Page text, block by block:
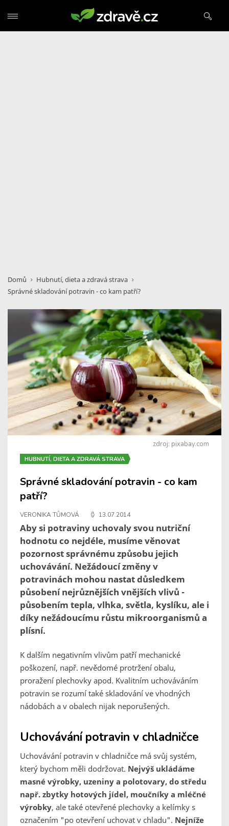
Domů
Hubnutí, dieta a zdravá strava
Správné skladování potravin - co kam patří?
zdroj: pixabay.com
HUBNUTÍ, DIETA A ZDRAVÁ STRAVA
Správné skladování potravin - co kam
patří?
VERONIKA TŮMOVÁ 13.07.2014
Aby si potraviny uchovaly svou nutriční
hodnotu co nejdéle, musíme věnovat
pozornost správnému způsobu jejich
uchovávání. Nežádoucí změny v
potravinách mohou nastat důsledkem
působení nejrůznějších vnějších vlivů -
působením tepla, vlhka, světla, kyslíku, ale i
díky nežádoucímu růstu mikroorganismů a
plísní.
K dalším negativním vlivům patří mechanické
poškození, např. nevědomé protržení obalu,
proražení plechovky apod. Kvalitním uchováváním
potravin se rozumí také skladování ve vhodných
nádobách a v obalech nijak neporušených.
Uchovávání potravin v chladničce
Uchovávání potravin v chladničce má svůj systém,
který bychom měli dodržovat. Nejvýš ukládáme
masné výrobky, uzeniny a polotovary, do středu
např. zbytky hotových jídel, moučníky a mléčné
výrobky, ale také otevřené plechovky a kelímky s
označením "po otevření uchovat v chladu". Nejníže